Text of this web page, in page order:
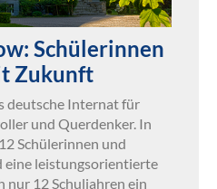
Schülerinnen
Zukunft
deutsche Internat für
und Querdenker. In
Schülerinnen und
eine leistungsorientierte
nur 12 Schuljahren ein